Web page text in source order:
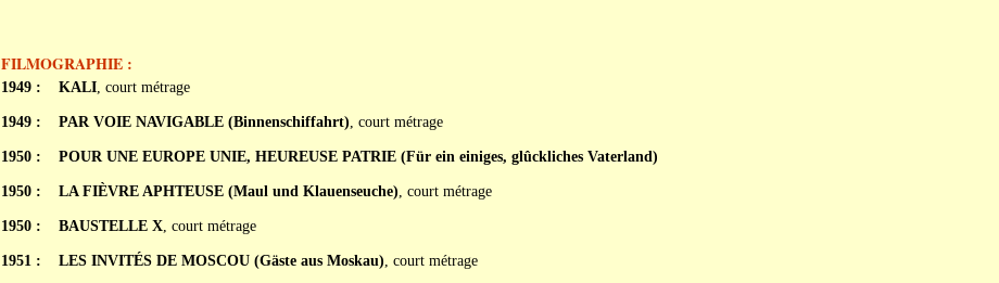
FILMOGRAPHIE :
1949 :
1949 :
1950 :
1950 :
1950 :
1951 :
KALI, court métrage
PAR VOIE NAVIGABLE (Binnenschiffahrt), court métrage
POUR UNE EUROPE UNIE, HEUREUSE PATRIE (Für ein einiges, glûckliches Vaterland)
LA FIÈVRE APHTEUSE (Maul und Klauenseuche), court métrage
BAUSTELLE X, court métrage
LES INVITÉS DE MOSCOU (Gäste aus Moskau), court métrage